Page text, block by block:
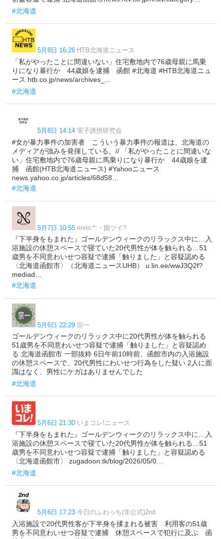
#北海道
5月8日 16:26 HTB北海道ニュース
「私がやったことに間違いない」住宅敷地内で76歳母親に馬乗
りになり暴行か 44歳娘を逮捕 函館 #北海道 #HTB北海道ニュ
ース htb.co.jp/news/archives_…
#北海道
5月8日 14:14 実子誘拐研究会
#女が暴力事件の加害者 こういう暴力事件の報道は、北海道の
メディアが強みを発揮している。// 「私がやったことに間違いな
い」住宅敷地内で76歳母親に馬乗りになり暴行か 44歳娘を逮
捕 函館(HTB北海道ニュース) #Yahooニュース
news.yahoo.co.jp/articles/68d58…
#北海道
5月7日 10:55 rinrin:*:・固ツイ?
『下半身をもまれた』ゴールデンウィークのリラックス中に…入
浴施設の休憩スペースで寝ていた20代男性が体を触られる…51
歳男を不同意わいせつ容疑で逮捕「触りました」と容疑認める
〈北海道函館市〉（北海道ニュースUHB） u.lin.ee/wwJ3Q2f?
mediad…
#北海道
5月6日 22:29 宗一
ゴールデンウィークのリラックス中に20代男性が体を触られる
51歳男を不同意わいせつ容疑で逮捕「触りました」と容疑認め
る 北海道函館市 一部抜粋 6日午前10時前、函館市内の入浴施設
の休憩スペースで、20代男性にわいせつ行為をした疑い 2人に面
識はなく、男性にケガはありませんでした
#北海道
5月6日 21:30 いまコレ!ニュース
『下半身をもまれた』ゴールデンウィークのリラックス中に…入
浴施設の休憩スペースで寝ていた20代男性が体を触られる…51
歳男を不同意わいせつ容疑で逮捕「触りました」と容疑認める
〈北海道函館市〉 zugadoon.tk/blog/2026/05/0…
#北海道
5月6日 17:23 今日のふわっち(非公式)2nd
入浴施設で20代男性客が下半身を揉まれる被害 利用客の51歳
男を不同意わいせつ容疑で逮捕 休憩スペースで犯行に及ぶ 函